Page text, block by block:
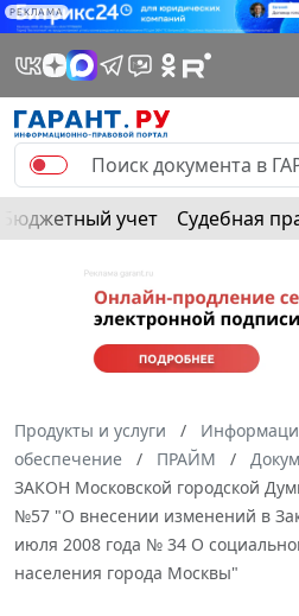
РЕКЛАМА
Бюджетный учет Судебная
Продукты и услуги
обеспечение
ПРАЙМ
ЗАКОН Московской городской
№57 "О внесении изменений в
июля 2008 года № 34 О
населения города Москвы"